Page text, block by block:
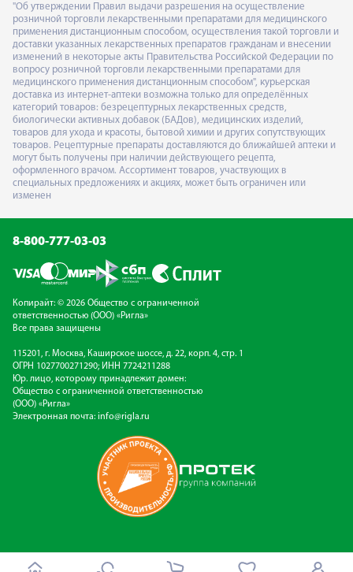
"Об утверждении Правил выдачи разрешения на осуществление
розничной торговли лекарственными препаратами для медицинского
применения дистанционным способом, осуществления такой торговли и
доставки указанных лекарственных препаратов гражданам и внесении
изменений в некоторые акты Правительства Российской Федерации по
вопросу розничной торговли лекарственными препаратами для
медицинского применения дистанционным способом", курьерская
доставка из интернет-аптеки возможна только для определённых
категорий товаров: безрецептурных лекарственных средств,
биологически активных добавок (БАДов), медицинских изделий,
товаров для ухода и красоты, бытовой химии и других сопутствующих
товаров. Рецептурные препараты доставляются до ближайшей аптеки и
могут быть получены при наличии действующего рецепта,
оформленного врачом. Ассортимент товаров, участвующих в
специальных предложениях и акциях, может быть ограничен или
изменен
8-800-777-03-03
Копирайт: © 2026 Общество с ограниченной
ответственностью (ООО) «Ригла»
Все права защищены
115201, г. Москва, Каширское шоссе, д. 22, корп. 4, стр. 1
ОГРН 1027700271290; ИНН 7724211288
Юр. лицо, которому принадлежит домен:
Общество с ограниченной ответственностью
(ООО) «Ригла»
Электронная почта: info@rigla.ru